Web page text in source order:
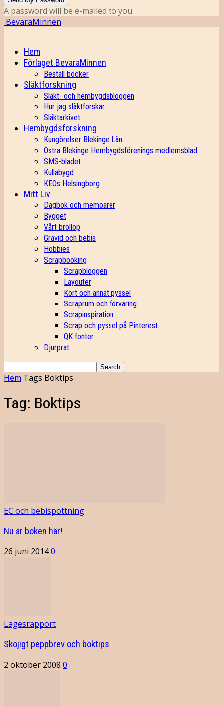
A password will be e-mailed to you.
BevaraMinnen
Hem
Förlaget BevaraMinnen
Beställ böcker
Släktforskning
Släkt- och hembygdsbloggen
Hur jag släktforskar
Släktarkivet
Hembygdsforskning
Kungörelser Blekinge Län
Östra Blekinge Hembygdsförenings medlemsblad
SMS-bladet
Kullabygd
KEOs Helsingborg
Mitt Liv
Dagbok och memoarer
Bygget
Vårt bröllop
Gravid och bebis
Hobbies
Scrapbooking
Scrapbloggen
Layouter
Kort och annat pyssel
Scraprum och förvaring
Scrapinspiration
Scrap och pyssel på Pinterest
QK fonter
Djurprat
Hem Tags Boktips
Tag: Boktips
EC och bebispottning
Nu är boken här!
26 juni 20140
Lägesrapport
Skojigt peppbrev och boktips
2 oktober 2008 0